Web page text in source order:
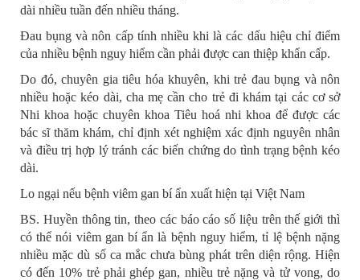
dài nhiều tuần đến nhiều tháng.
Đau bụng và nôn cấp tính nhiều khi là các dấu hiệu chỉ điểm
của nhiều bệnh nguy hiểm cần phải được can thiệp khẩn cấp.
Do đó, chuyên gia tiêu hóa khuyên, khi trẻ đau bụng và nôn
nhiều hoặc kéo dài, cha mẹ cần cho trẻ đi khám tại các cơ sở
Nhi khoa hoặc chuyên khoa Tiêu hoá nhi khoa để được các
bác sĩ thăm khám, chỉ định xét nghiệm xác định nguyên nhân
và điều trị hợp lý tránh các biến chứng do tình trạng bệnh kéo
dài.
Lo ngại nếu bệnh viêm gan bí ẩn xuất hiện tại Việt Nam
BS. Huyền thông tin, theo các báo cáo số liệu trên thế giới thì
có thể nói viêm gan bí ẩn là bệnh nguy hiểm, tỉ lệ bệnh nặng
nhiều mặc dù số ca mắc chưa bùng phát trên diện rộng. Hiện
có đến 10% trẻ phải ghép gan, nhiều trẻ nặng và tử vong, do